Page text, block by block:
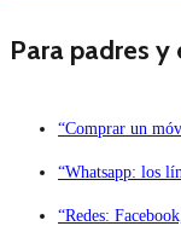
Para padres y
“Comprar un
“Whatsapp: los
“Redes: